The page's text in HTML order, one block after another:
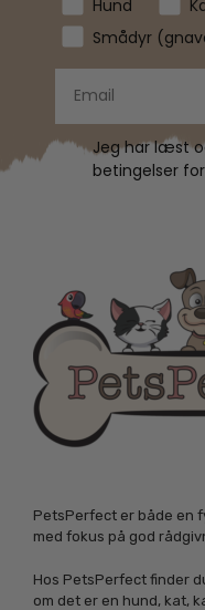
Hund
Smådyr
Jeg har læst
betingelser
PetsPerfect er både en
med fokus på god
Hos PetsPerfect finder
om det er en hund, kat,